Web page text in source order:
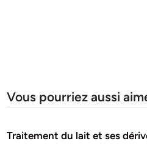
Vous pourriez aussi
Traitement du lait et ses